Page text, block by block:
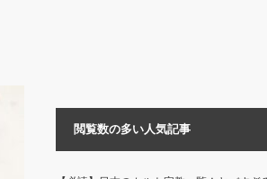
閲覧数の多い人気記事